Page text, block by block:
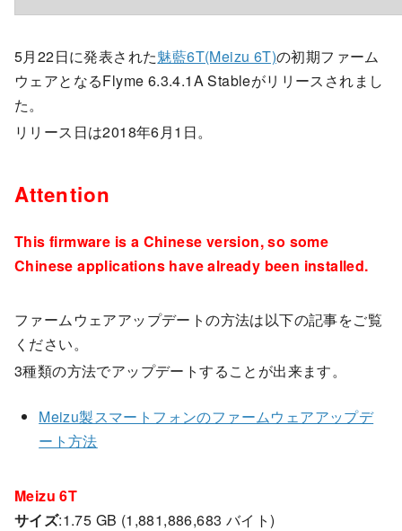
5月22日に発表された魅藍6T(Meizu 6T)の初期ファーム
ウェアとなるFlyme 6.3.4.1A Stableがリリースされまし
た。
リリース日は2018年6月1日。
Attention
This firmware is a Chinese version, so some
Chinese applications have already been installed.
ファームウェアアップデートの方法は以下の記事をご覧
ください。
3種類の方法でアップデートすることが出来ます。
Meizu製スマートフォンのファームウェアアップデ
ート方法
Meizu 6T
サイズ:1.75 GB (1,881,886,683 バイト)